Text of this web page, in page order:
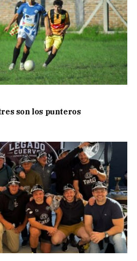
son los punteros